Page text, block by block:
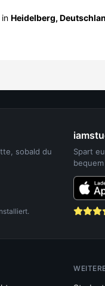
Heidelberg,
sobald du
Spart